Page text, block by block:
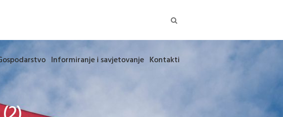
Informiranje i savjetovanje Kontakti